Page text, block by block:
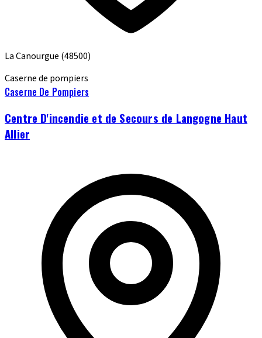
La Canourgue (48500)
Caserne de pompiers
Caserne De Pompiers
Centre D'incendie et de Secours de Langogne Haut
Allier